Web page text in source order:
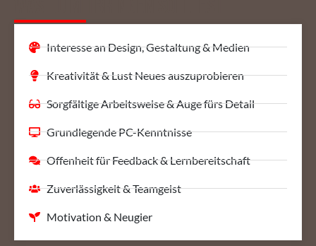
Interesse an Design, Gestaltung & Medien
Kreativität & Lust Neues auszuprobieren
Sorgfältige Arbeitsweise & Auge fürs Detail
Grundlegende PC-Kenntnisse
Offenheit für Feedback & Lernbereitschaft
Zuverlässigkeit & Teamgeist
Motivation & Neugier